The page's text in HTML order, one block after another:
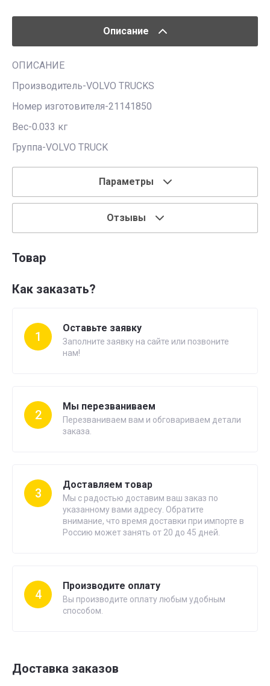
Описание
ОПИСАНИЕ
Производитель-VOLVO TRUCKS
Номер изготовителя-21141850
Вес-0.033 кг
Группа-VOLVO TRUCK
Параметры
Отзывы
Товар
Как заказать?
1
Оставьте заявку
Заполните заявку на сайте или позвоните
нам!
2
Мы перезваниваем
Перезваниваем вам и обговариваем детали
заказа.
3
Доставляем товар
Мы с радостью доставим ваш заказ по
указанному вами адресу. Обратите
внимание, что время доставки при импорте в
Россию может занять от 20 до 45 дней.
4
Производите оплату
Вы производите оплату любым удобным
способом.
Доставка заказов